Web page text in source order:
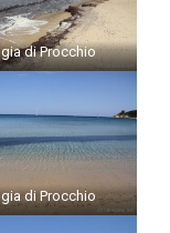
di Procchio
di Procchio